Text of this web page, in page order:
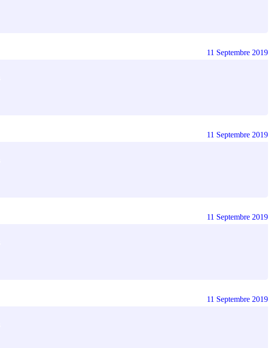
11 Septembre 2019
11 Septembre 2019
11 Septembre 2019
11 Septembre 2019